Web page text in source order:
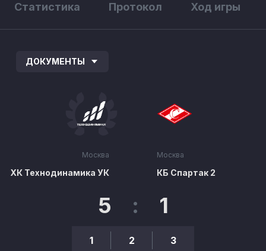
Статистика Протокол Ход игры
ДОКУМЕНТЫ
Москва
ХК Технодинамика УК
5 : 1
1 2 3
Москва
КБ Спартак 2